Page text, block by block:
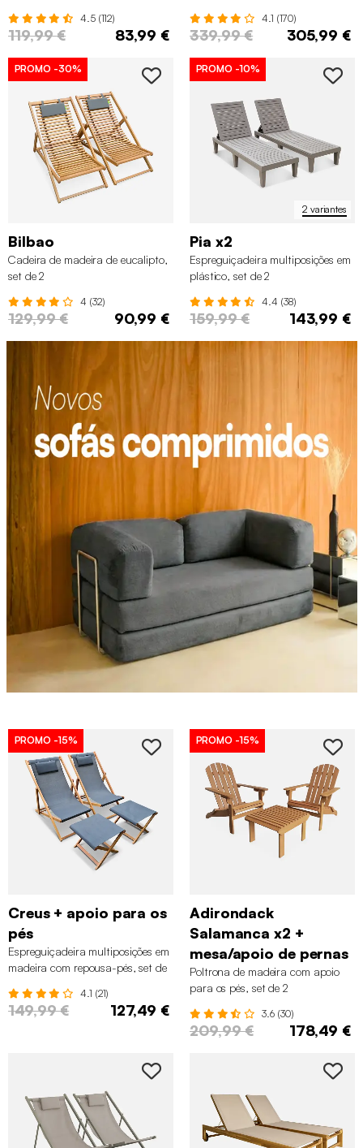
4.5 (112)
119,99 € 83,99 €
4.1 (170)
339,99 € 305,99 €
PROMO -30%
Bilbao
Cadeira de madeira de eucalipto,
set de 2
4 (32)
129,99 € 90,99 €
2 variantes
PROMO -10%
Pia x2
Espreguiçadeira multiposições em
plástico, set de 2
4.4 (38)
159,99 € 143,99 €
PROMO -15%
Creus + apoio para os
pés
Espreguiçadeira multiposições em
madeira com repousa-pés, set de
4.1 (21)
149,99 € 127,49 €
PROMO -15%
Adirondack
Salamanca x2 +
mesa/apoio de pernas
Poltrona de madeira com apoio
para os pés, set de 2
3.6 (30)
209,99 € 178,49 €